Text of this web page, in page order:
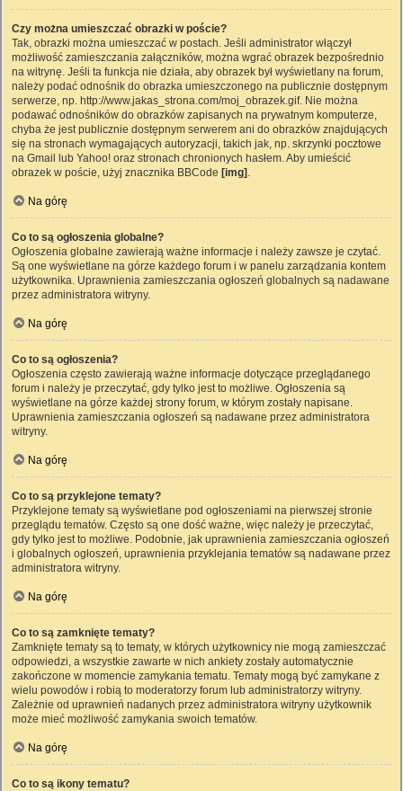
Czy można umieszczać obrazki w poście?
Tak, obrazki można umieszczać w postach. Jeśli administrator włączył
możliwość zamieszczania załączników, można wgrać obrazek bezpośrednio
na witrynę. Jeśli ta funkcja nie działa, aby obrazek był wyświetlany na forum,
należy podać odnośnik do obrazka umieszczonego na publicznie dostępnym
serwerze, np. http://www.jakas_strona.com/moj_obrazek.gif. Nie można
podawać odnośników do obrazków zapisanych na prywatnym komputerze,
chyba że jest publicznie dostępnym serwerem ani do obrazków znajdujących
się na stronach wymagających autoryzacji, takich jak, np. skrzynki pocztowe
na Gmail lub Yahoo! oraz stronach chronionych hasłem. Aby umieścić
obrazek w poście, użyj znacznika BBCode [img] .
Na górę
Co to są ogłoszenia globalne?
Ogłoszenia globalne zawierają ważne informacje i należy zawsze je czytać.
Są one wyświetlane na górze każdego forum i w panelu zarządzania kontem
użytkownika. Uprawnienia zamieszczania ogłoszeń globalnych są nadawane
przez administratora witryny.
Na górę
Co to są ogłoszenia?
Ogłoszenia często zawierają ważne informacje dotyczące przeglądanego
forum i należy je przeczytać, gdy tylko jest to możliwe. Ogłoszenia są
wyświetlane na górze każdej strony forum, w którym zostały napisane.
Uprawnienia zamieszczania ogłoszeń są nadawane przez administratora
witryny.
Na górę
Co to są przyklejone tematy?
Przyklejone tematy są wyświetlane pod ogłoszeniami na pierwszej stronie
przeglądu tematów. Często są one dość ważne, więc należy je przeczytać,
gdy tylko jest to możliwe. Podobnie, jak uprawnienia zamieszczania ogłoszeń
i globalnych ogłoszeń, uprawnienia przyklejania tematów są nadawane przez
administratora witryny.
Na górę
Co to są zamknięte tematy?
Zamknięte tematy są to tematy, w których użytkownicy nie mogą zamieszczać
odpowiedzi, a wszystkie zawarte w nich ankiety zostały automatycznie
zakończone w momencie zamykania tematu. Tematy mogą być zamykane z
wielu powodów i robią to moderatorzy forum lub administratorzy witryny.
Zależnie od uprawnień nadanych przez administratora witryny użytkownik
może mieć możliwość zamykania swoich tematów.
Na górę
Co to są ikony tematu?